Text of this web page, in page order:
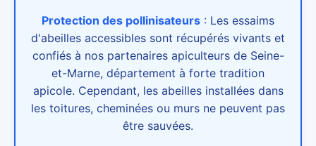
Protection des pollinisateurs : Les essaims
d'abeilles accessibles sont récupérés vivants et
confiés à nos partenaires apiculteurs de Seine-
et-Marne, département à forte tradition
apicole. Cependant, les abeilles installées dans
les toitures, cheminées ou murs ne peuvent pas
être sauvées.